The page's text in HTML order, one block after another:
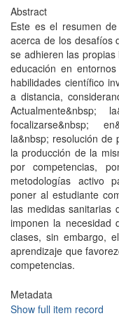
Abstract
Este es el resumen
acerca de los desafíos
se adhieren las
educación en
habilidades científico
a distancia,
Actualmente&nbsp;
focalizarse&nbsp;
la&nbsp; resolución de
la producción de la
por competencias,
metodologías activo
poner al estudiante
las medidas sanitarias
imponen la necesidad
clases, sin embargo,
aprendizaje que
competencias.
Metadata
Show full item record